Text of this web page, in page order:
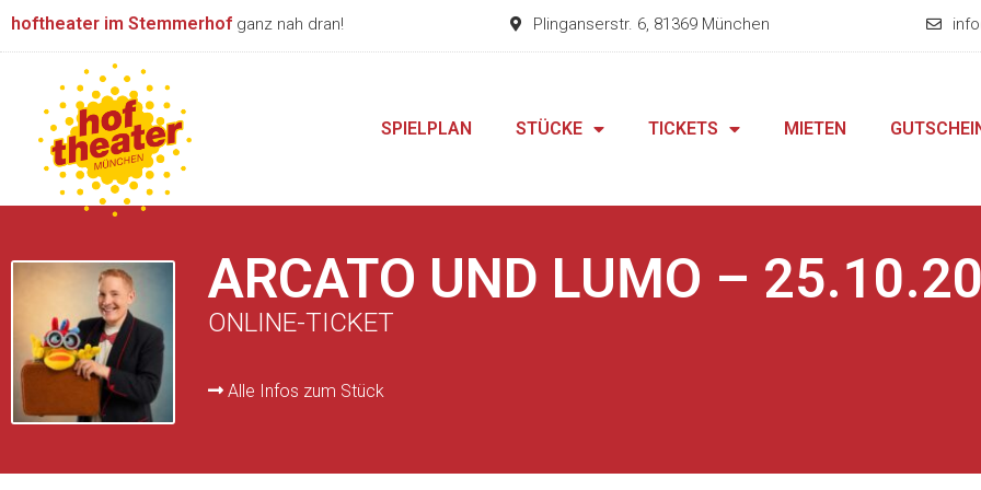
Zum
hoftheater im Stemmerhof ganz nah dran! Plinganserstr. 6, 81369 München
SPIELPLAN STÜCKE TICKETS MIETEN
ARCATO UND LUMO –
ONLINE-TICKET
Alle Infos zum Stück